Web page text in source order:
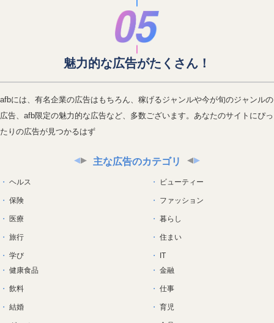
魅力的な広告がたくさん！
afbには、有名企業の広告はもちろん、稼げるジャンルや今が旬のジャンルの
広告、afb限定の魅力的な広告など、多数ございます。あなたのサイトにぴっ
たりの広告が見つかるはず
主な広告のカテゴリ
ヘルス
保険
医療
旅行
学び
ビューティー
ファッション
暮らし
住まい
IT
健康食品
飲料
結婚
金融
仕事
育児